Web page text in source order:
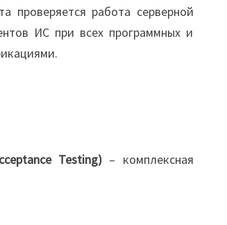
проверяется работа серверной
ИС при всех программных и
Testing) – комплексная